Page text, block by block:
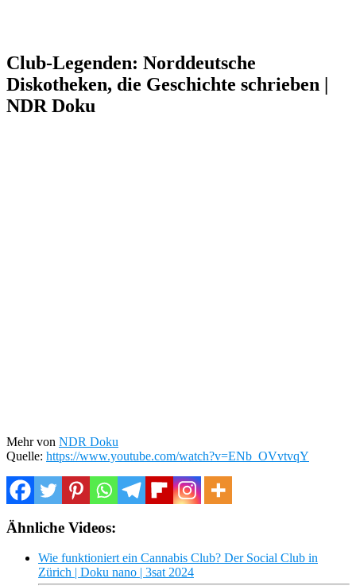
Club-Legenden: Norddeutsche
Diskotheken, die Geschichte schrieben |
NDR Doku
Mehr von NDR Doku
Quelle: https://www.youtube.com/watch?v=ENb_OVvtvqY
Ähnliche Videos:
Wie funktioniert ein Cannabis Club? Der Social Club in
Zürich | Doku nano | 3sat 2024